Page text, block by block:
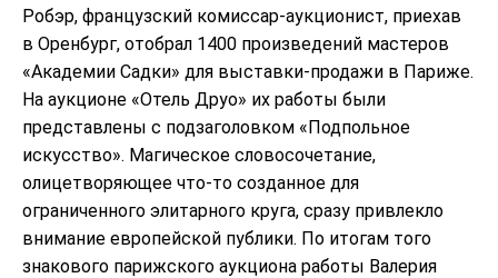
Робэр, французский комиссар-аукционист, приехав
в Оренбург, отобрал 1400 произведений мастеров
«Академии Садки» для выставки-продажи в Париже.
На аукционе «Отель Друо» их работы были
представлены с подзаголовком «Подпольное
искусство». Магическое словосочетание,
олицетворяющее что-то созданное для
ограниченного элитарного круга, сразу привлекло
внимание европейской публики. По итогам того
знакового парижского аукциона работы Валерия